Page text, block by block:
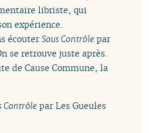
libriste, qui
expérience.
écouterSous Contrôle par
se retrouve juste après.
de Cause Commune, la
Contrôle par Les Gueules